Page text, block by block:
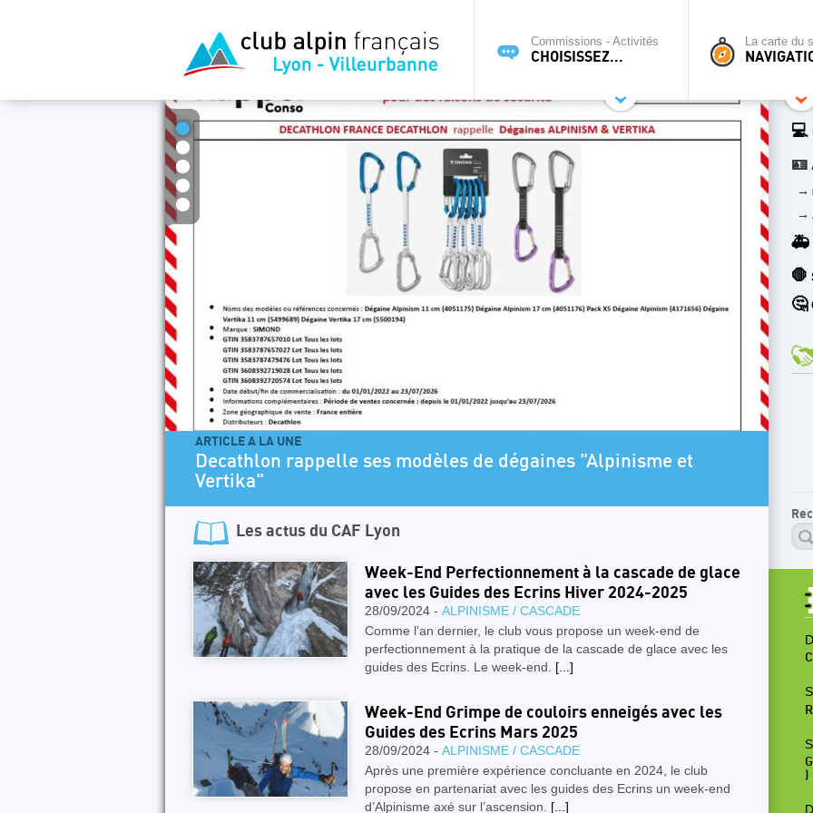
Commissions - Activités
CHOISISSEZ...
La carte du
ARTICLE A LA UNE
Decathlon rappelle ses modèles de dégaines "Alpinisme et
Vertika"
Les actus du CAF Lyon
Week-End Perfectionnement à la cascade de glace
avec les Guides des Ecrins Hiver 2024-2025
28/09/2024 - ALPINISME / CASCADE
Comme l’an dernier, le club vous propose un week-end de
perfectionnement à la pratique de la cascade de glace avec les
guides des Ecrins. Le week-end. [...]
Week-End Grimpe de couloirs enneigés avec les
Guides des Ecrins Mars 2025
28/09/2024 - ALPINISME / CASCADE
Après une première expérience concluante en 2024, le club
propose en partenariat avec les guides des Ecrins un week-end
d’Alpinisme axé sur l’ascension. [...]
💻
🪪
→
→
🚑
🛑
🤔
)